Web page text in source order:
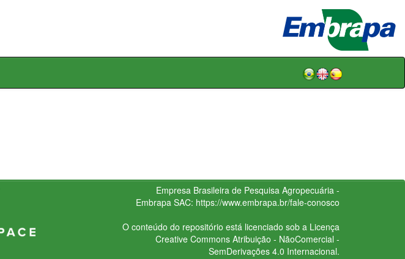
Empresa Brasileira de Pesquisa Agropecuária -
Embrapa SAC: https://www.embrapa.br/fale-conosco
O conteúdo do repositório está licenciado sob a Licença
Creative CommonsAtribuição - NãoComercial -
SemDerivações 4.0 Internacional.